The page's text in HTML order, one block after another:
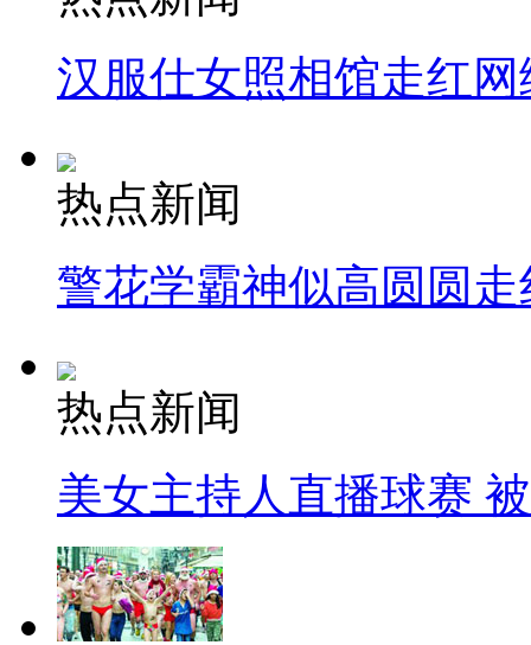
汉服仕女照相馆走红网
热点新闻
警花学霸神似高圆圆走
热点新闻
美女主持人直播球赛